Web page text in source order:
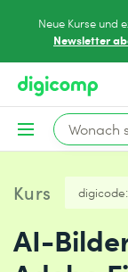
Neue Kurse und
Newsletter
Kurs digicode:
AI-